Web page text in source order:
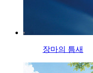
장마의 틈새